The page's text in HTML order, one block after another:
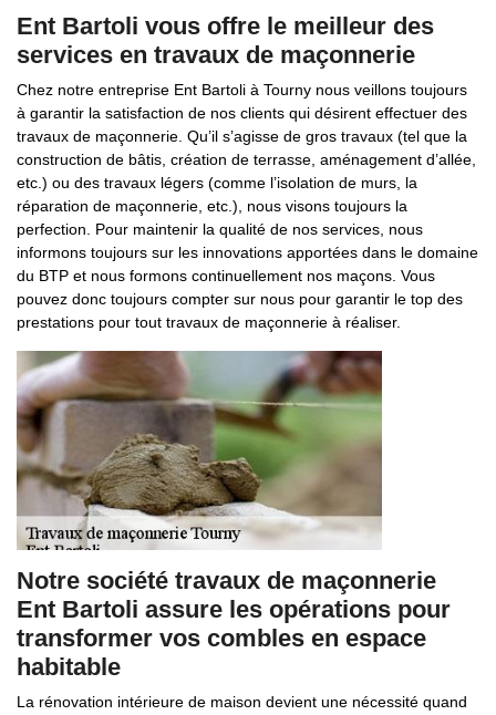
Ent Bartoli vous offre le meilleur des
services en travaux de maçonnerie
Chez notre entreprise Ent Bartoli à Tourny nous veillons toujours
à garantir la satisfaction de nos clients qui désirent effectuer des
travaux de maçonnerie. Qu’il s’agisse de gros travaux (tel que la
construction de bâtis, création de terrasse, aménagement d’allée,
etc.) ou des travaux légers (comme l’isolation de murs, la
réparation de maçonnerie, etc.), nous visons toujours la
perfection. Pour maintenir la qualité de nos services, nous
informons toujours sur les innovations apportées dans le domaine
du BTP et nous formons continuellement nos maçons. Vous
pouvez donc toujours compter sur nous pour garantir le top des
prestations pour tout travaux de maçonnerie à réaliser.
Notre société travaux de maçonnerie
Ent Bartoli assure les opérations pour
transformer vos combles en espace
habitable
La rénovation intérieure de maison devient une nécessité quand